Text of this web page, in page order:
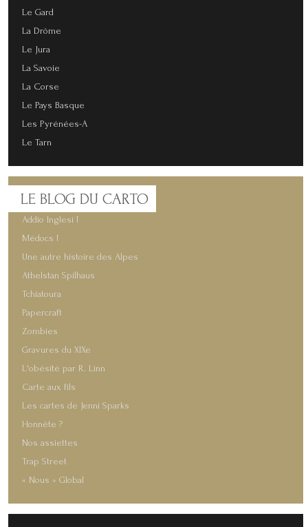
Le Gard
La Drôme
Le Jura
La Savoie
La Corse
Le Pays Basque
Les Pyrénées-A
Le Tarn
LE BLOG DU CARTO
Addio Inglesi !
Médocs !
Une autre histoire des Alpes
Athelstan Spilhaus
Tchiatoura
Papercraft
Zombies
Gravures du XIXe
L'obésité par R. Linn
Carte aux fils
Les cartes de Jenni Sparks
Honnête ?
Nos assiettes
Trap Street
« Nous » Global